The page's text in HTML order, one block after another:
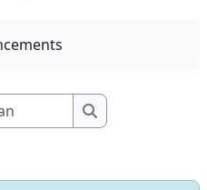
Keresés a
Keresés a